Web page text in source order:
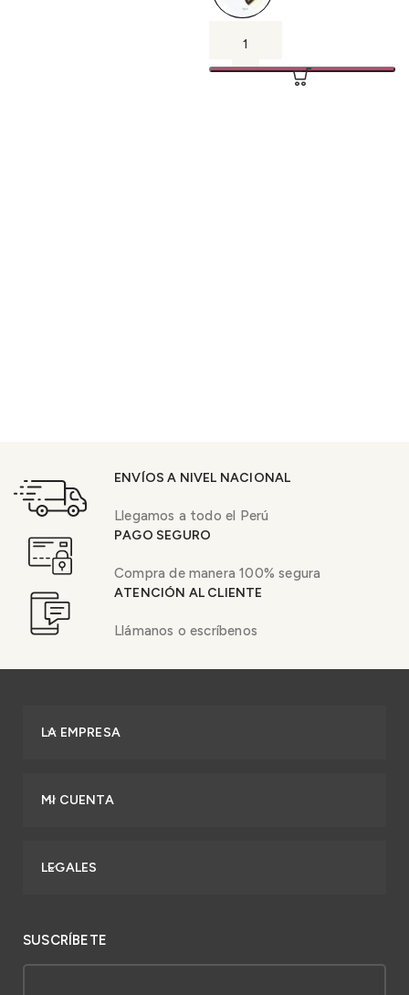
ENVÍOS A NIVEL NACIONAL
Llegamos a todo el Perú
PAGO SEGURO
Compra de manera 100% segura
ATENCIÓN AL CLIENTE
Llámanos o escríbenos
LA EMPRESA
MI CUENTA
LEGALES
SUSCRÍBETE